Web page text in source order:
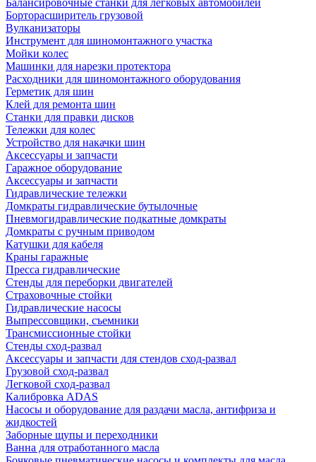
Балансировочные станки для легковых автомобилей
Борторасширитель грузовой
Вулканизаторы
Инструмент для шиномонтажного участка
Мойки колес
Машинки для нарезки протектора
Расходники для шиномонтажного оборудования
Герметик для шин
Клей для ремонта шин
Станки для правки дисков
Тележки для колес
Устройство для накачки шин
Аксессуары и запчасти
Гаражное оборудование
Аксессуары и запчасти
Гидравлические тележки
Домкраты гидравлические бутылочные
Пневмогидравлические подкатные домкраты
Домкраты с ручным приводом
Катушки для кабеля
Краны гаражные
Пресса гидравлические
Стенды для переборки двигателей
Страховочные стойки
Гидравлические насосы
Выпрессовщики, съемники
Трансмиссионные стойки
Стенды сход-развал
Аксессуары и запчасти для стендов сход-развал
Грузовой сход-развал
Легковой сход-развал
Калибровка ADAS
Насосы и оборудование для раздачи масла, антифриза и
жидкостей
Заборные щупы и переходники
Ванна для отработанного масла